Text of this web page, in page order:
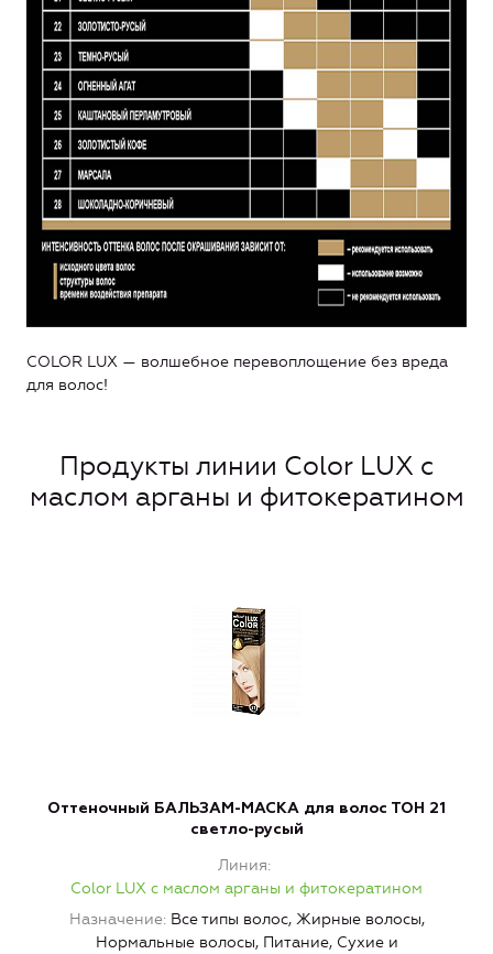
COLOR LUX — волшебное перевоплощение без вреда
для волос!
Продукты линии Color LUX с
маслом арганы и фитокератином
Оттеночный БАЛЬЗАМ-МАСКА для волос ТОН 21
светло-русый
Линия
Color LUX с маслом арганы и фитокератином
Назначение Все типы волос, Жирные волосы,
Нормальные волосы, Питание, Сухие и